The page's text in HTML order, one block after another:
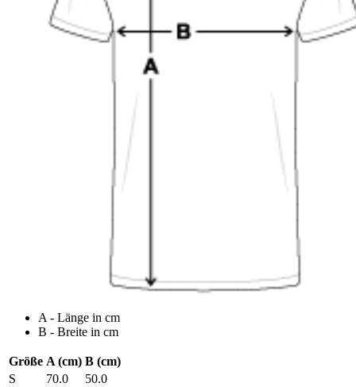
A - Länge in cm
B - Breite in cm
Größe A (cm) B (cm)
S
70.0
50.0